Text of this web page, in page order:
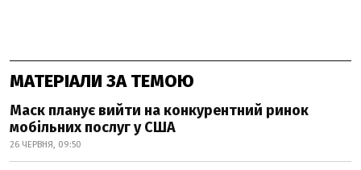
МАТЕРІАЛИ ЗА ТЕМОЮ
Маск планує вийти на конкурентний ринок
мобільних послуг у США
26 ЧЕРВНЯ, 09:50